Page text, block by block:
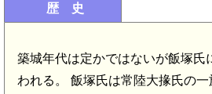
歴 史
築城年代は定かではないが飯塚氏
われる。 飯塚氏は常陸大掾氏の